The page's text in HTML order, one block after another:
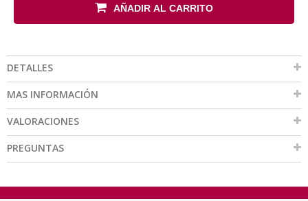
AÑADIR AL CARRITO
DETALLES
MAS INFORMACIÓN
VALORACIONES
PREGUNTAS